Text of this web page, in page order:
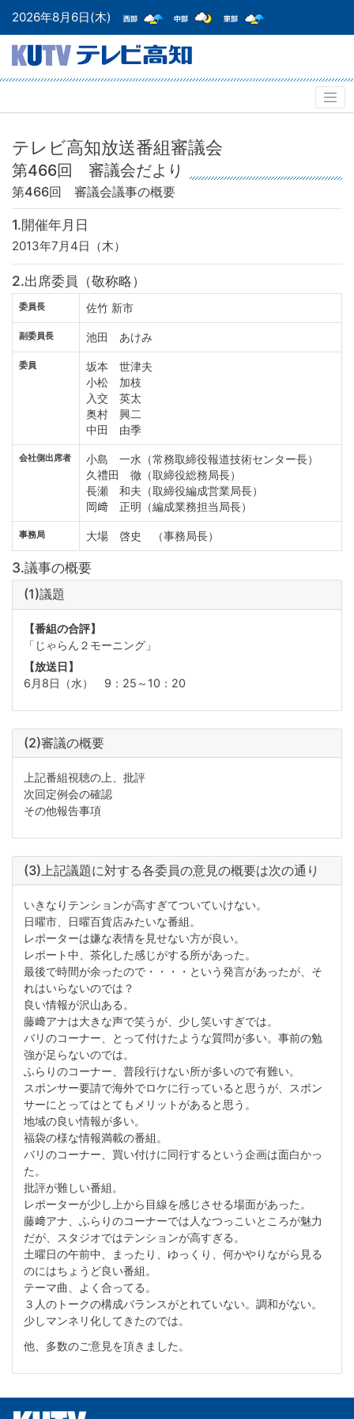
2026年8月6日(木)
テレビ高知放送番組審議会
第466回 審議会だより
第466回 審議会議事の概要
1.開催年月日
2013年7月4日（木）
2.出席委員（敬称略）
委員長 佐竹 新市
副委員長 池田 あけみ
委員
坂本 世津夫
小松 加枝
入交 英太
奥村 興二
中田 由季
会社側出席者
小島 一水（常務取締役報道技術センター長）
久禮田 徹（取締役総務局長）
長瀬 和夫（取締役編成営業局長）
岡﨑 正明（編成業務担当局長）
事務局 大場 啓史 （事務局長）
3.議事の概要
(1)議題
【番組の合評】
「じゃらん２モーニング」
【放送日】
6月8日（水） 9：25～10：20
(2)審議の概要
上記番組視聴の上、批評
次回定例会の確認
その他報告事項
(3)上記議題に対する各委員の意見の概要は次の通り
いきなりテンションが高すぎてついていけない。
日曜市、日曜百貨店みたいな番組。
レポーターは嫌な表情を見せない方が良い。
レポート中、茶化した感じがする所があった。
最後で時間が余ったので・・・・という発言があったが、そ
れはいらないのでは？
良い情報が沢山ある。
藤﨑アナは大きな声で笑うが、少し笑いすぎでは。
バリのコーナー、とって付けたような質問が多い。事前の勉
強が足らないのでは。
ふらりのコーナー、普段行けない所が多いので有難い。
スポンサー要請で海外でロケに行っていると思うが、スポン
サーにとってはとてもメリットがあると思う。
地域の良い情報が多い。
福袋の様な情報満載の番組。
バリのコーナー、買い付けに同行するという企画は面白かっ
た。
批評が難しい番組。
レポーターが少し上から目線を感じさせる場面があった。
藤﨑アナ、ふらりのコーナーでは人なつっこいところが魅力
だが、スタジオではテンションが高すぎる。
土曜日の午前中、まったり、ゆっくり、何かやりながら見る
のにはちょうど良い番組。
テーマ曲、よく合ってる。
３人のトークの構成バランスがとれていない。調和がない。
少しマンネリ化してきたのでは。
他、多数のご意見を頂きました。